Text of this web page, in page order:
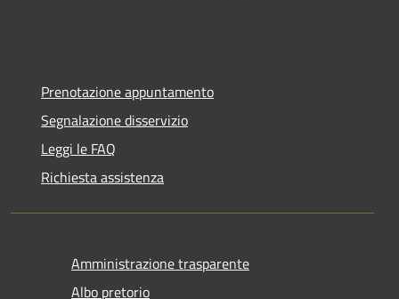
Prenotazione appuntamento
Segnalazione disservizio
Leggi le FAQ
Richiesta assistenza
Amministrazione trasparente
Albo pretorio